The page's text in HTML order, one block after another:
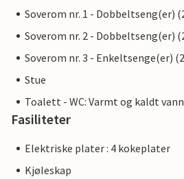
Soverom nr. 1 - Dobbeltseng(er)
Soverom nr. 2 - Dobbeltseng(er)
Soverom nr. 3 - Enkeltsenge(er)
Stue
Toalett - WC: Varmt og kaldt vann
Fasiliteter
Elektriske plater : 4 kokeplater
Kjøleskap